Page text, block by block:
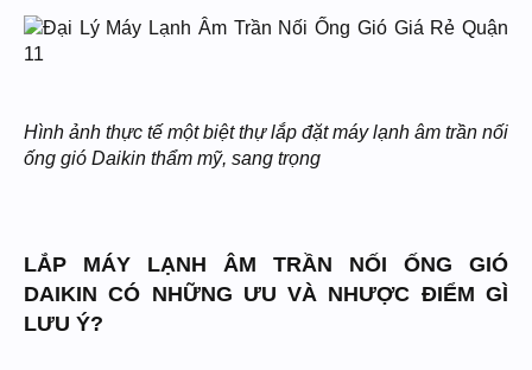
Hình ảnh thực tế một biệt thự lắp đặt máy lạnh âm trần nối
ống gió Daikin thẩm mỹ, sang trọng
LẮP MÁY LẠNH ÂM TRẦN NỐI ỐNG GIÓ
DAIKIN CÓ NHỮNG ƯU VÀ NHƯỢC ĐIỂM GÌ
LƯU Ý?